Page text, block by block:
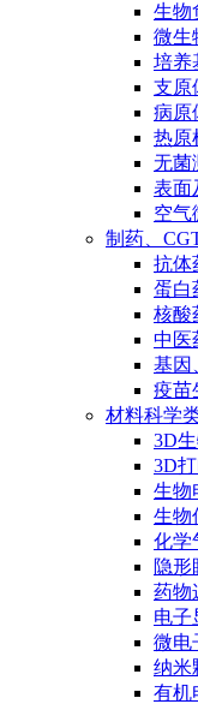
生物
微生
培养
支原
病原
热原
无菌
表面
空气
制药、
抗体
蛋白
核酸
中医
基因
疫苗
材料科学
3D
3D
生物
生物
化学
隐形
药物
电子
微电
纳米
有机